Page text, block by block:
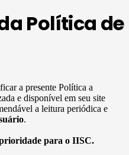
Política de
a presente Política a
e disponível em seu site
a leitura periódica e
.
para o IISC.